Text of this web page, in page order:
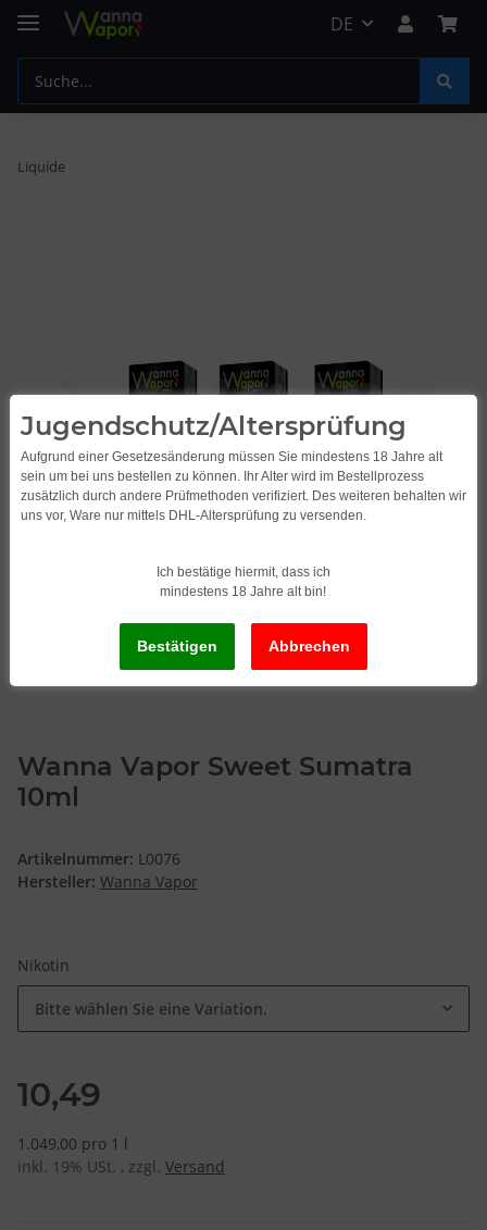
DE
Liquide
Wanna Vapor Sweet Sumatra
10ml
Artikelnummer: L0076
Hersteller: Wanna Vapor
Nikotin
Bitte wählen Sie eine Variation.
10,49
1.049,00 pro 1 l
inkl. 19% USt. , zzgl. Versand
Jugendschutz/Altersprüfung
Aufgrund einer Gesetzesänderung müssen Sie mindestens 18 Jahre alt
sein um bei uns bestellen zu können. Ihr Alter wird im Bestellprozess
zusätzlich durch andere Prüfmethoden verifiziert. Des weiteren behalten wir
uns vor, Ware nur mittels DHL-Altersprüfung zu versenden.
Ich bestätige hiermit, dass ich
mindestens 18 Jahre alt bin!